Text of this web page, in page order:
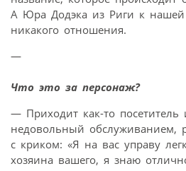
А Юра Додэка из Риги к
никакого отношения.
—
Что это за персонаж?
— Приходит как-то посетитель
недовольный обслуживанием,
с криком: «Я на вас управу
хозяина вашего, я знаю